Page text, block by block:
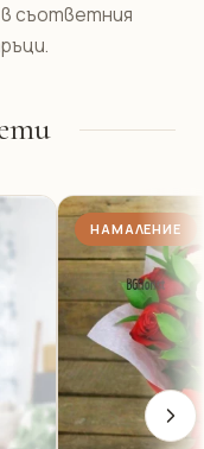
съответния
НАМАЛЕНИЕ